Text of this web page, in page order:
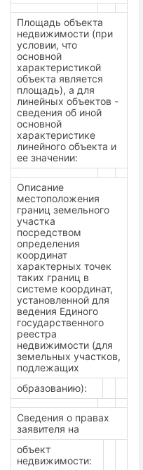
Площадь объекта
недвижимости (при
условии, что
основной
характеристикой
объекта является
площадь), а для
линейных объектов -
сведения об иной
основной
характеристике
линейного объекта и
ее значении:
Описание
местоположения
границ земельного
участка
посредством
определения
координат
характерных точек
таких границ в
системе координат,
установленной для
ведения Единого
государственного
реестра
недвижимости (для
земельных участков,
подлежащих
образованию):
Сведения о правах
заявителя на
объект
недвижимости: